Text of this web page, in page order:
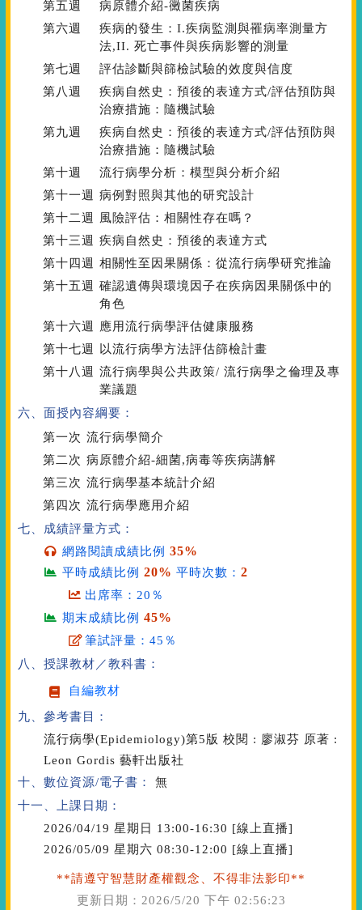
第五週
病原體介紹-黴菌疾病
第六週
疾病的發生：I.疾病監測與罹病率測量方
法,II. 死亡事件與疾病影響的測量
第七週
評估診斷與篩檢試驗的效度與信度
第八週
疾病自然史：預後的表達方式/評估預防與
治療措施：隨機試驗
第九週
疾病自然史：預後的表達方式/評估預防與
治療措施：隨機試驗
第十週
流行病學分析：模型與分析介紹
第十一週
病例對照與其他的研究設計
第十二週
風險評估：相關性存在嗎？
第十三週
疾病自然史：預後的表達方式
第十四週
相關性至因果關係：從流行病學研究推論
第十五週
確認遺傳與環境因子在疾病因果關係中的
角色
第十六週
應用流行病學評估健康服務
第十七週
以流行病學方法評估篩檢計畫
第十八週
流行病學與公共政策/ 流行病學之倫理及專
業議題
六、面授內容綱要：
第一次 流行病學簡介
第二次 病原體介紹-細菌,病毒等疾病講解
第三次 流行病學基本統計介紹
第四次 流行病學應用介紹
七、成績評量方式：
網路閱讀成績比例35%
平時成績比例20% 平時次數：2
出席率：20％
期末成績比例45%
筆試評量：45％
八、授課教材／教科書：
自編教材
九、參考書目：
流行病學(Epidemiology)第5版 校閱 : 廖淑芬 原著 :
Leon Gordis 藝軒出版社
十、數位資源/電子書：
無
十一、上課日期：
2026/04/19 星期日 13:00-16:30 [線上直播]
2026/05/09 星期六 08:30-12:00 [線上直播]
**請遵守智慧財產權觀念、不得非法影印**
更新日期： 2026/5/20 下午 02:56:23